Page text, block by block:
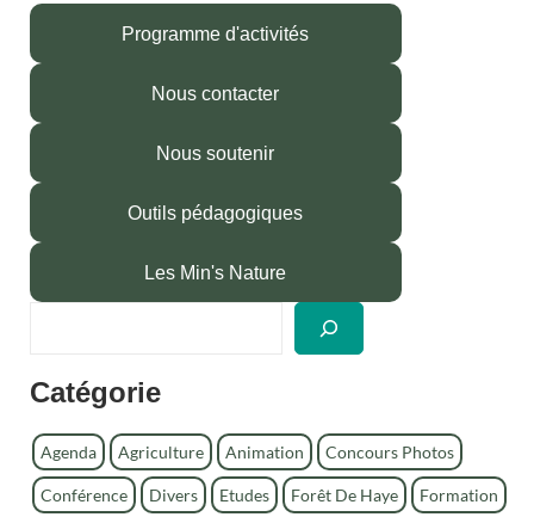
Programme d'activités
Nous contacter
Nous soutenir
Outils pédagogiques
Les Min's Nature
h
r
c
Catégorie
Agenda Agriculture Animation Concours Photos
Conférence Divers Etudes Forêt De Haye Formation